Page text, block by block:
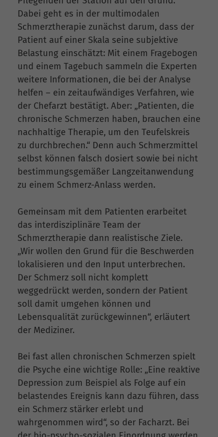
Dabei geht es in der multimodalen
Schmerztherapie zunächst darum, dass der
Patient auf einer Skala seine subjektive
Belastung einschätzt: Mit einem Fragebogen
und einem Tagebuch sammeln die Experten
weitere Informationen, die bei der Analyse
helfen – ein zeitaufwändiges Verfahren, wie
der Chefarzt bestätigt. Aber: „Patienten, die
chronische Schmerzen haben, brauchen eine
nachhaltige Therapie, um den Teufelskreis
zu durchbrechen.“ Denn auch Schmerzmittel
selbst können falsch dosiert sowie bei nicht
bestimmungsgemäßer Langzeitanwendung
zu einem Schmerz-Anlass werden.
Gemeinsam mit dem Patienten erarbeitet
das interdisziplinäre Team der
Schmerztherapie dann realistische Ziele.
„Wir wollen den Grund für die Beschwerden
lokalisieren und den Input unterbrechen.
Der Schmerz soll nicht komplett
weggedrückt werden, sondern der Patient
soll damit umgehen können und
Lebensqualität zurückgewinnen“, erläutert
der Mediziner.
Bei fast allen chronischen Schmerzen spielt
die Psyche eine wichtige Rolle: „Eine reaktive
Depression zum Beispiel als Folge auf ein
belastendes Ereignis kann dazu führen, dass
ein Schmerz stärker erlebt und
wahrgenommen wird“, so der Facharzt. Bei